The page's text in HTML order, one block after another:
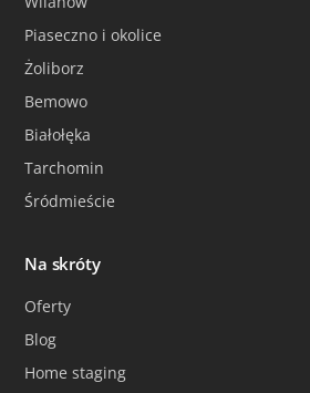
Piaseczno i okolice
Żoliborz
Bemowo
Białołęka
Tarchomin
Śródmieście
Na skróty
Oferty
Blog
Home staging